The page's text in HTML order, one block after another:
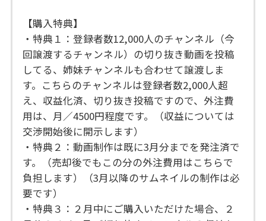
【購入特典】
・特典１：登録者数12,000人のチャンネル（今
回譲渡するチャンネル）の切り抜き動画を投稿
してる、姉妹チャンネルも合わせて譲渡しま
す。こちらのチャンネルは登録者数2,000人超
え、収益化済、切り抜き投稿ですので、外注費
用は、月／4500円程度です。（収益については
交渉開始後に開示します）
・特典２：動画制作は既に3月分までを発注済で
す。（売却後でもこの分の外注費用はこちらで
負担します）（3月以降のサムネイルの制作は必
要です）
・特典３：２月中にご購入いただけた場合、２